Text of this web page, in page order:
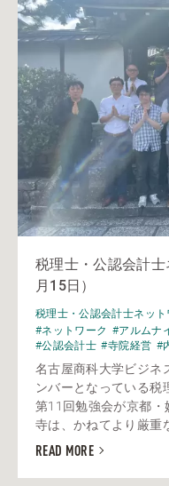
税理士・公認会計
月15日）
税理士・公認会計士ネット
#ネットワーク #アルムナ
#公認会計士 #寺院経営 #
名古屋商科大学ビジネ
ンバーとなっている税
第11回勉強会が京都・
寺は、かねてより厳重
READ MORE